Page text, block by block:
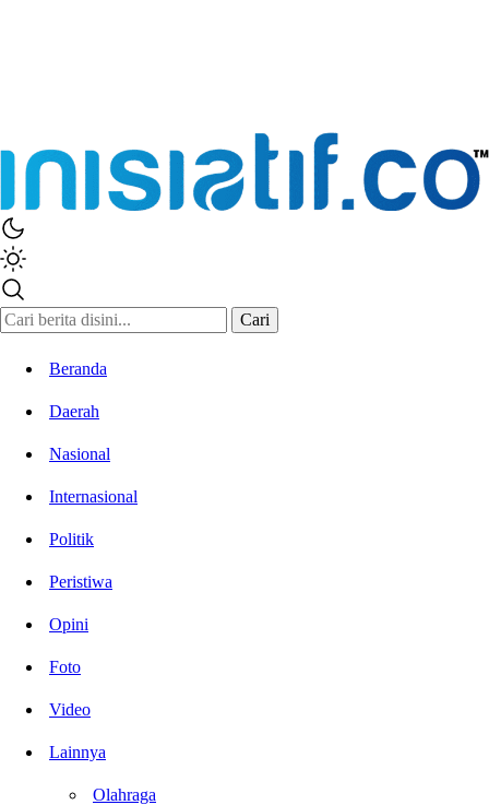
Inisiatif.co
Stay Connected Stay Informed
Cari
Beranda
Daerah
Nasional
Internasional
Politik
Peristiwa
Opini
Foto
Video
Lainnya
Olahraga